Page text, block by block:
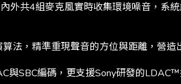
外共4組麥克風實時收集環境噪音，系
法，精準重現聲音的方位與距離，營
與SBC編碼，更支援Sony研發的